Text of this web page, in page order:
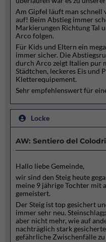
Am Gipfel läuft man schnell
auf! Beim Abstieg immer
Markierungen Richtung Tal
Arco folgen.
Für Kids und Eltern ein
immer sicher. Die
durch Arco zeigt Italien pur
Städtchen, leckeres Eis und
Kletterequipement.
Sehr empfehlenswert für
Locke
AW: Sentiero del
Hallo liebe Gemeinde,
wir sind den Steig heute
meine 9 jährige Tochter mit
gemeistert.
Der Steig ist top gesichert
immer sehr neu.
aber nicht mehr, wie auf
nachträglich stark
gefährliche Zwischenfälle